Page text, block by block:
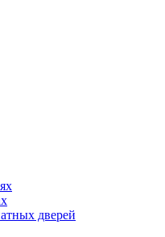
дверей